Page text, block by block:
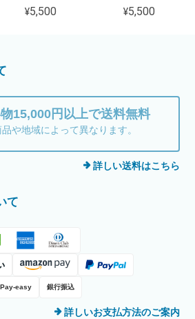
¥5,500 ¥5,500
15,000円以上で送料無料
や地域によって異なります。
詳しい送料はこちら
て
Pay-easy 銀行振込
詳しいお支払方法のご案内